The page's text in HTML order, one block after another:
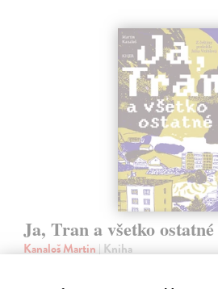
Ja, Tran a všetko ostatné
Kanaloš Martin | Kniha